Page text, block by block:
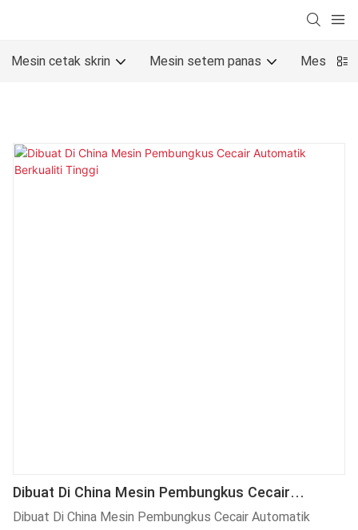
Mesin cetak skrin Mesin setem panas Mesin
Dibuat Di China Mesin Pembungkus Cecair
Automatik Berkualiti Tinggi
Dibuat Di China Mesin Pembungkus Cecair Automatik